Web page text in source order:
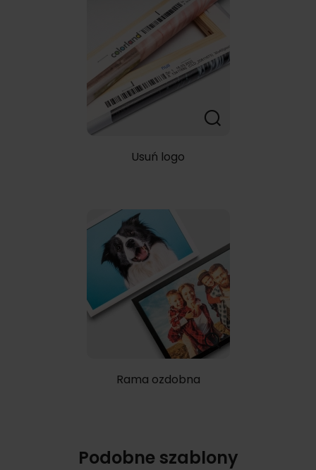
Usuń logo
Rama ozdobna
Podobne szablony